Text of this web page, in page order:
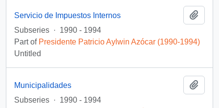
Servicio de Impuestos Internos
Subseries · 1990 - 1994
Part of Presidente Patricio Aylwin Azócar (1990-1994)
Untitled
Municipalidades
Subseries · 1990 - 1994